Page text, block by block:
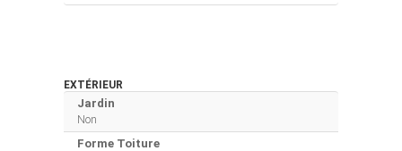
EXTÉRIEUR
Jardin
Non
Forme Toiture